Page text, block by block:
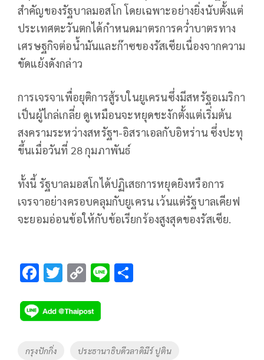
สำคัญของรัฐบาลมอสโก โดยเฉพาะอย่างยิ่งนับตั้งแต่
ประเทศตะวันตกได้กำหนดมาตรการคว่ำบาตรทาง
เศรษฐกิจต่อน้ำมันและก๊าซของรัสเซียเนื่องจากความ
ขัดแย้งดังกล่าว
การเจรจาเพื่อยุติการสู้รบในยูเครนซึ่งมีสหรัฐอเมริกา
เป็นผู้ไกล่เกลี่ย ดูเหมือนจะหยุดชะงักตั้งแต่เริ่มต้น
สงครามระหว่างสหรัฐฯ-อิสราเอลกับอิหร่าน ซึ่งปะทุ
ขึ้นเมื่อวันที่ 28 กุมภาพันธ์
ทั้งนี้ รัฐบาลมอสโกได้ปฏิเสธการหยุดยิงหรือการ
เจรจาอย่างครอบคลุมกับยูเครน เว้นแต่รัฐบาลเคียฟ
จะยอมอ่อนข้อให้กับข้อเรียกร้องสูงสุดของรัสเซีย.
F
e
b
o
T
tt
er
C
p
y
Li
Li
Tags
กรุงปักกิ่ง ประธานาธิบดีวลาดิมีร์ ปูติน